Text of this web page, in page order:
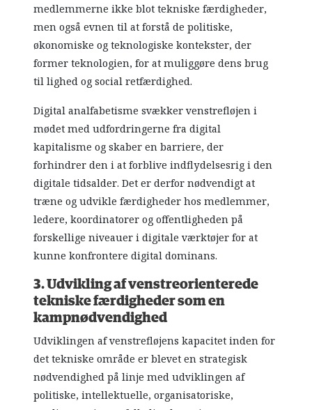
medlemmerne ikke blot tekniske færdigheder,
men også evnen til at forstå de politiske,
økonomiske og teknologiske kontekster, der
former teknologien, for at muliggøre dens brug
til lighed og social retfærdighed.
Digital analfabetisme svækker venstrefløjen i
mødet med udfordringerne fra digital
kapitalisme og skaber en barriere, der
forhindrer den i at forblive indflydelsesrig i den
digitale tidsalder. Det er derfor nødvendigt at
træne og udvikle færdigheder hos medlemmer,
ledere, koordinatorer og offentligheden på
forskellige niveauer i digitale værktøjer for at
kunne konfrontere digital dominans.
3. Udvikling af venstreorienterede
tekniske færdigheder som en
kampnødvendighed
Udviklingen af venstrefløjens kapacitet inden for
det tekniske område er blevet en strategisk
nødvendighed på linje med udviklingen af
politiske, intellektuelle, organisatoriske,